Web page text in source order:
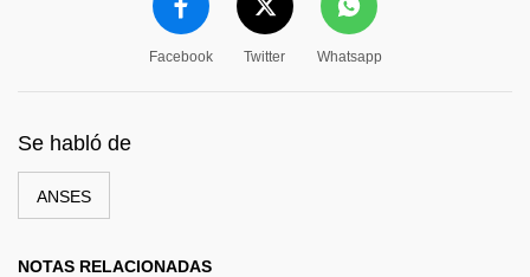
Facebook Twitter Whatsapp
Se habló de
ANSES
NOTAS RELACIONADAS